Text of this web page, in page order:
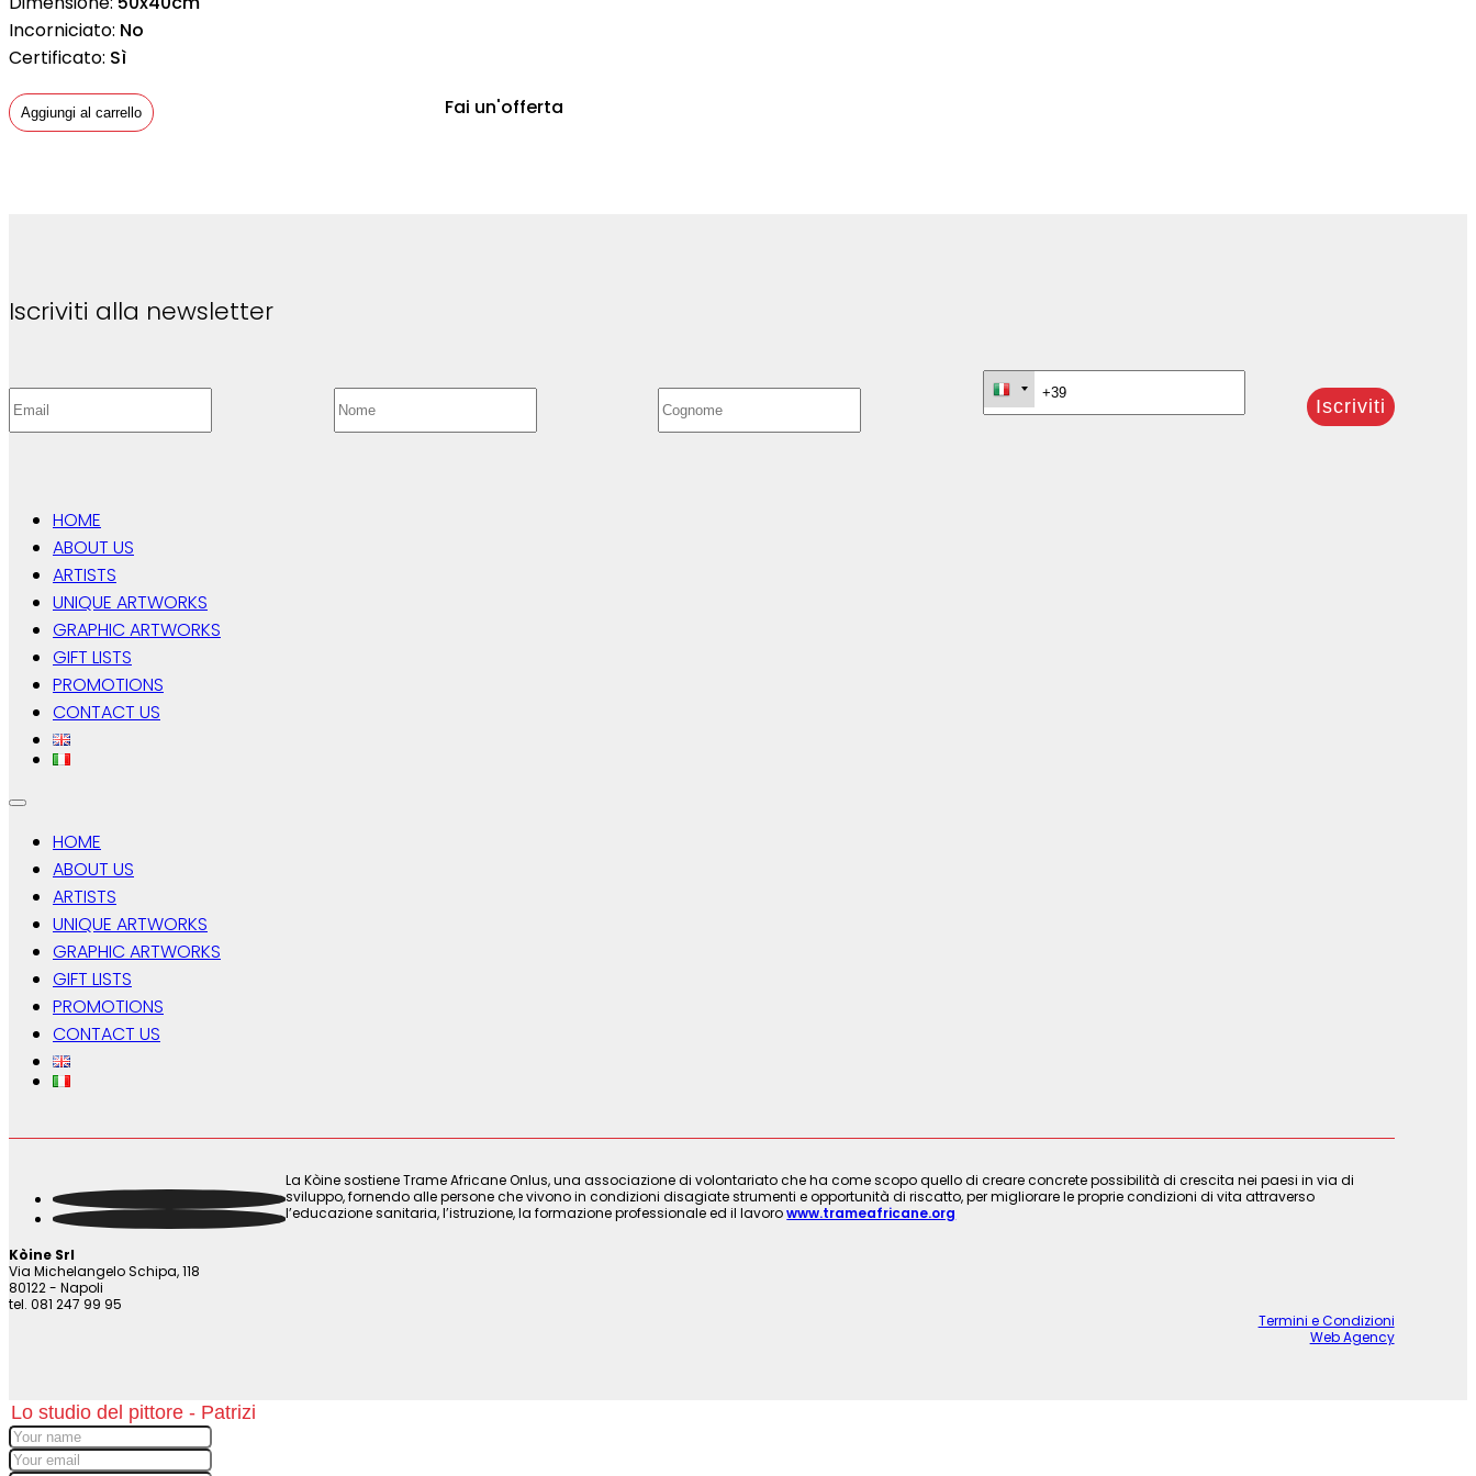
Incorniciato: No
Certificato: Sì
Aggiungi al carrello Fai un'offerta
Iscriviti alla newsletter
HOME
ABOUT US
ARTISTS
UNIQUE ARTWORKS
GRAPHIC ARTWORKS
GIFT LISTS
PROMOTIONS
CONTACT US
HOME
ABOUT US
ARTISTS
UNIQUE ARTWORKS
GRAPHIC ARTWORKS
GIFT LISTS
PROMOTIONS
CONTACT US
La Kòine sostiene Trame Africane Onlus, una associazione di volontariato che ha come scopo quello di creare concrete possibilità di crescita nei paesi in via di
sviluppo, fornendo alle persone che vivono in condizioni disagiate strumenti e opportunità di riscatto, per migliorare le proprie condizioni di vita attraverso
l’educazione sanitaria, l’istruzione, la formazione professionale ed il lavorowww.trameafricane.org
Kòine Srl
Via Michelangelo Schipa, 118
80122 - Napoli
tel. 081 247 99 95
Termini e Condizioni
Web Agency